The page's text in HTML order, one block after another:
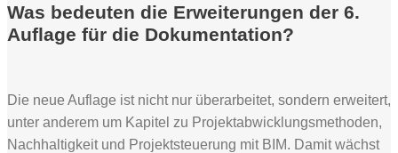
Was bedeuten die Erweiterungen der 6.
Auflage für die Dokumentation?
Die neue Auflage ist nicht nur überarbeitet, sondern erweitert,
unter anderem um Kapitel zu Projektabwicklungsmethoden,
Nachhaltigkeit und Projektsteuerung mit BIM. Damit wächst